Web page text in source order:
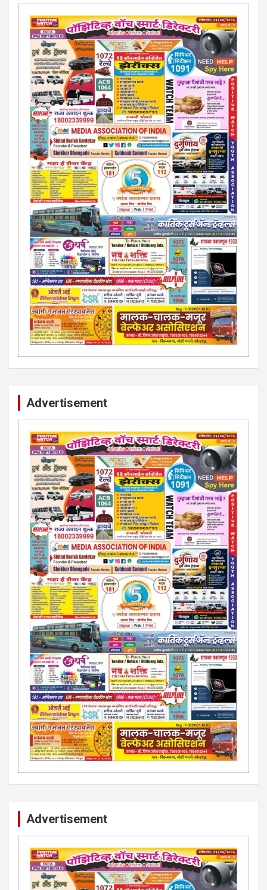
परिस्थितीनुसार तुम्ही जर आर्थिक, शैक्षणिक, सामाजिक समस्या, गुन्हेगारी,
शारीरीक त्रास, फसवणूक सारख्या प्रकरणात अडकला असाल, काेर्टाची
पायरी चढला असाल तर चिंता नकाे.. आम्ही मदत करू. मार्गदर्शन करू,
कायदेशीर सल्ला देऊ. - आजच संपर्क साधा- भारत साेनुले-8888207374
या AD सतिश कुंभार -9860944728
मराठी.. इंग्रजी पेपरला जाहिरात द्यायची संपर्क साधा..
मराठी इंग्रजी दैनिकासाठी जिल्हा, राज्य आवृत्तीसाठी जाहिराती स्विकारल्या
जातील. नवशक्ती, फ्री प्रेस जर्नल साठी तुम्हीही तुमच्या नाेटीस द्या. बँक,
13/213/4 सेल्स , डिमांड नाेटीस इतरांच्यापेक्षा वाजवी दरात आम्ही आपली
जाहिरात पब्लिश करू. माेबा. 9420939699
Advertisement
Advertisement